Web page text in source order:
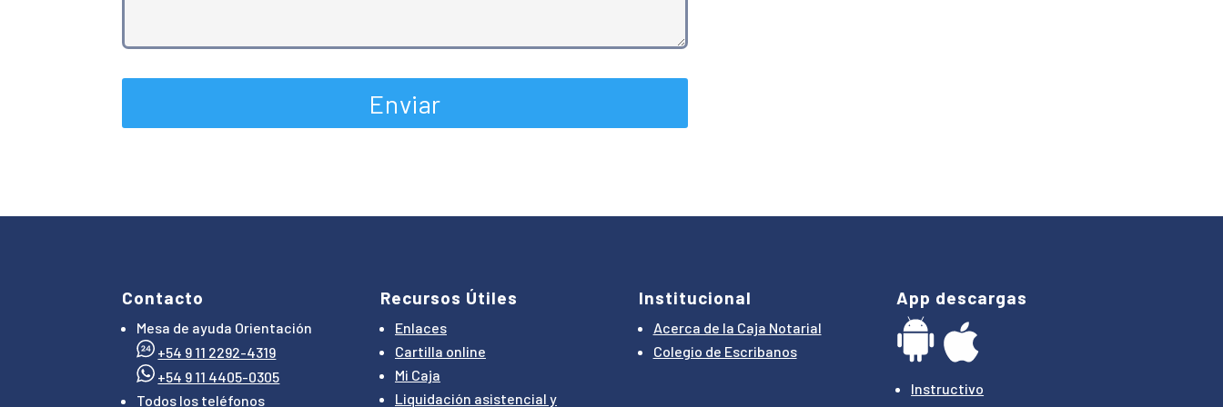
Contacto
Mesa de ayuda Orientación
+54 9 11 2292-4319
+54 9 11 4405-0305
Todos los teléfonos
Recursos Útiles
Enlaces
Cartilla online
Mi Caja
Liquidación asistencial y
Institucional
Acerca de la Caja Notarial
Colegio de Escribanos
App descargas
Instructivo